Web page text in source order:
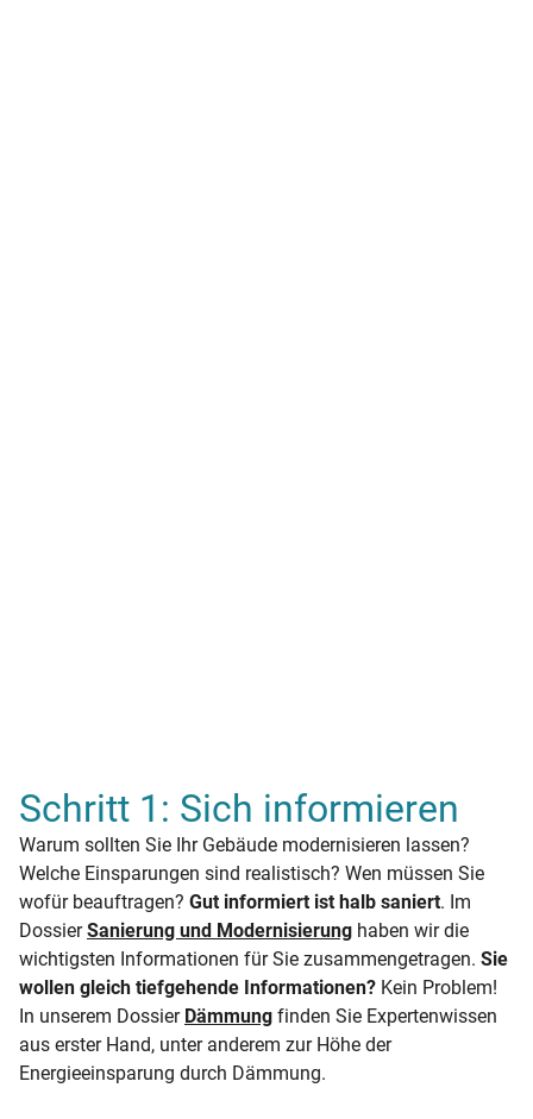
Schritt 1: Sich informieren
Warum sollten Sie Ihr Gebäude modernisieren lassen?
Welche Einsparungen sind realistisch? Wen müssen Sie
wofür beauftragen? Gut informiert ist halb saniert. Im
DossierSanierung und Modernisierung haben wir die
wichtigsten Informationen für Sie zusammengetragen. Sie
wollen gleich tiefgehende Informationen? Kein Problem!
In unserem Dossier Dämmung finden Sie Expertenwissen
aus erster Hand, unter anderem zur Höhe der
Energieeinsparung durch Dämmung.